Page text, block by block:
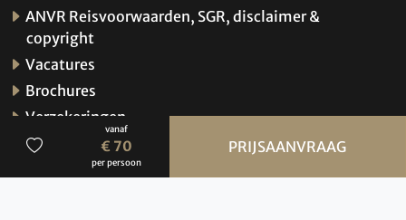
vanaf
€ 70
per persoon
PRIJSAANVRAAG
ANVR Reisvoorwaarden, SGR, disclaimer &
copyright
Vacatures
Brochures
Verzekeringen
Hoe werkt de website?